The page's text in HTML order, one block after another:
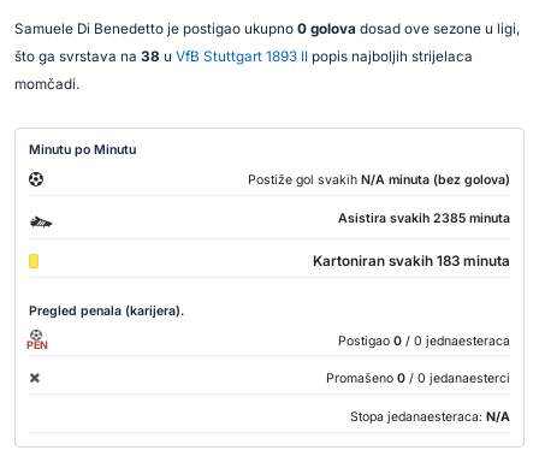
Samuele Di Benedetto je postigao ukupno 0 golova dosad ove sezone u ligi,
što ga svrstava na 38 u VfB Stuttgart 1893 II popis najboljih strijelaca
momčadi.
Minutu po Minutu
Postiže gol svakih N/A minuta (bez golova)
Asistira svakih 2385 minuta
Kartoniran svakih 183 minuta
Pregled penala (karijera).
PEN Postigao 0 / 0 jednaesteraca
Promašeno 0 / 0 jedanaesterci
Stopa jedanaesteraca: N/A